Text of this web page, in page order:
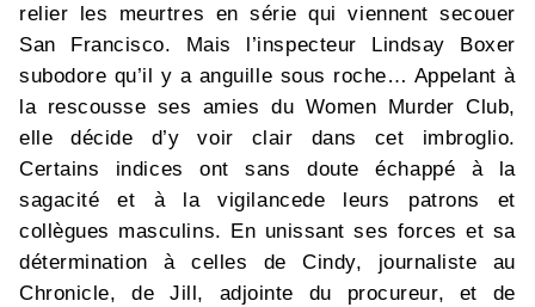
relier les meurtres en série qui viennent secouer
San Francisco. Mais l’inspecteur Lindsay Boxer
subodore qu’il y a anguille sous roche… Appelant à
la rescousse ses amies du Women Murder Club,
elle décide d’y voir clair dans cet imbroglio.
Certains indices ont sans doute échappé à la
sagacité et à la vigilancede leurs patrons et
collègues masculins. En unissant ses forces et sa
détermination à celles de Cindy, journaliste au
Chronicle, de Jill, adjointe du procureur, et de